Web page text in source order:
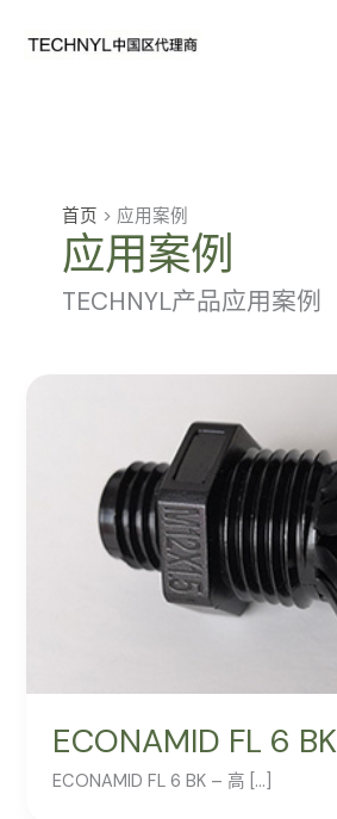
首页 > 应用案例
应用案例
TECHNYL产品应用案例
ECONAMID FL 6 BK
ECONAMID FL 6 BK – 高 […]